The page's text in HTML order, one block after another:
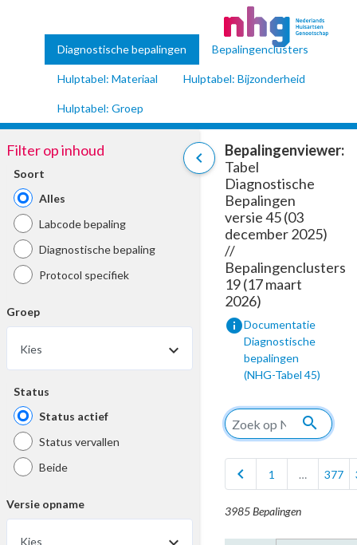
Diagnostische bepalingen Bepalingenclusters
Hulptabel: Materiaal Hulptabel: Bijzonderheid
Hulptabel: Groep
chevron_left
Filter op inhoud
Soort
Alles
Labcode bepaling
Diagnostische bepaling
Protocol specifiek
Groep
Kies
Status
Status actief
Status vervallen
Beide
Versie opname
Kies
Bepalingenviewer:
Tabel
Diagnostische
Bepalingen
versie 45 (03
december 2025)
//
Bepalingenclusters
19 (17 maart
2026)
infoDocumentatie
Diagnostische
bepalingen
(NHG-Tabel 45)
search
chevron_left 1 … 377
3985 Bepalingen